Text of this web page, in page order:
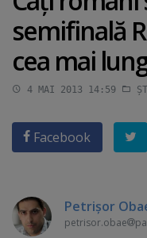
semifinală
cea mai
4 MAI 2013 14:59
Facebook
Petrişor
petrisor.obae